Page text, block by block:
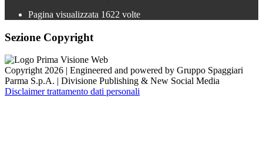
Pagina visualizzata 1622 volte
Sezione Copyright
Copyright 2026 | Engineered and powered by Gruppo Spaggiari
Parma S.p.A. | Divisione Publishing & New Social Media
Disclaimer trattamento dati personali